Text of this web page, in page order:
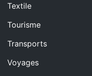
Textile
Tourisme
Transports
Voyages